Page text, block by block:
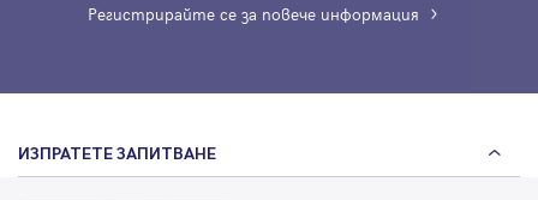
Регистрирайте се за повече информация
ИЗПРАТЕТЕ ЗАПИТВАНЕ